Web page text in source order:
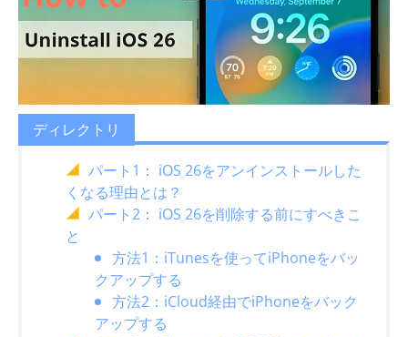
ディレクトリ
パート1： iOS 26をアンインストールした
くなる理由とは？
パート2： iOS 26を削除する前にすべきこ
と
方法1：iTunesを使ってiPhoneをバッ
クアップする
方法2：iCloud経由でiPhoneをバック
アップする